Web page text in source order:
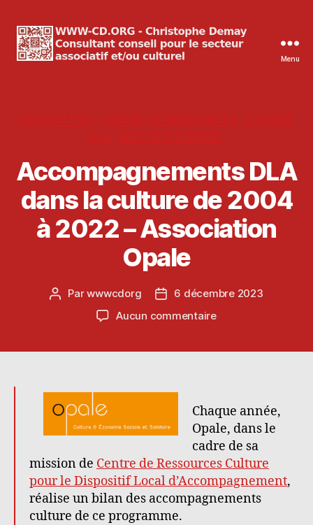
Menu
Accompagnements DLA
dans la culture de 2004
à 2022 – Association
Opale
Auteur
Parwwwcdorg
Date6 décembre 2023
Aucun commentairesur
de
2004
2022
–
Association
Opale
Chaque année,
Opale, dans le
cadre de sa
mission de Centre de Ressources Culture
pour le Dispositif Local d’Accompagnement,
réalise un bilan des accompagnements
culture de ce programme.